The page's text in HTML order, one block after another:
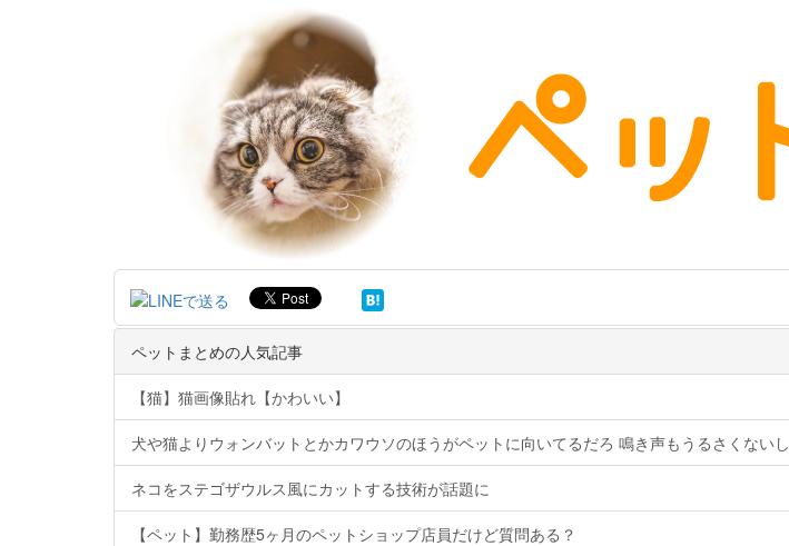
ペットまとめの人気記事
【猫】猫画像貼れ【かわいい】
犬や猫よりウォンバットとかカワウソのほうがペットに向いてるだろ 鳴き声もうるさくないし
ネコをステゴザウルス風にカットする技術が話題に
【ペット】勤務歴5ヶ月のペットショップ店員だけど質問ある？